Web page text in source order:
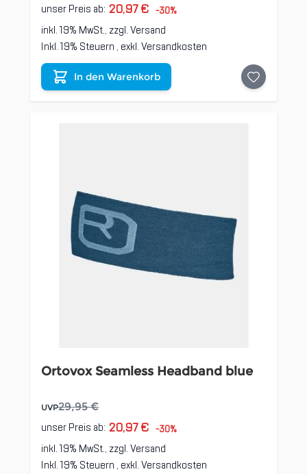
unser Preis ab: 20,97 € -30%
inkl. 19% MwSt., zzgl.Versand
Inkl. 19% Steuern , exkl.Versandkosten
In den Warenkorb
Ortovox Seamless Headband blue
UVP29,95 €
unser Preis ab: 20,97 € -30%
inkl. 19% MwSt., zzgl.Versand
Inkl. 19% Steuern , exkl.Versandkosten